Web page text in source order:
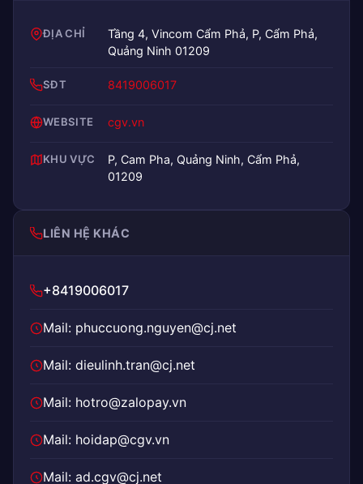
ĐỊA CHỈ
Tầng 4, Vincom Cẩm Phả, P, Cẩm Phả,
Quảng Ninh 01209
SĐT 8419006017
WEBSITE cgv.vn
KHU VỰC
P, Cam Pha, Quảng Ninh, Cẩm Phả,
01209
LIÊN HỆ KHÁC
+8419006017
Mail: phuccuong.nguyen@cj.net
Mail: dieulinh.tran@cj.net
Mail: hotro@zalopay.vn
Mail: hoidap@cgv.vn
Mail: ad.cgv@cj.net